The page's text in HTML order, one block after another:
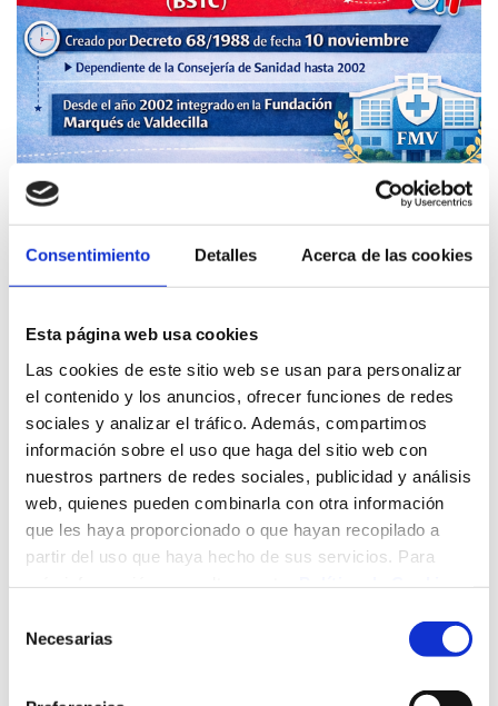
Consentimiento Detalles Acerca de las cookies
Esta página web usa cookies
Las cookies de este sitio web se usan para personalizar
el contenido y los anuncios, ofrecer funciones de redes
sociales y analizar el tráfico. Además, compartimos
información sobre el uso que haga del sitio web con
nuestros partners de redes sociales, publicidad y análisis
web, quienes pueden combinarla con otra información
que les haya proporcionado o que hayan recopilado a
partir del uso que haya hecho de sus servicios. Para
Necesarias